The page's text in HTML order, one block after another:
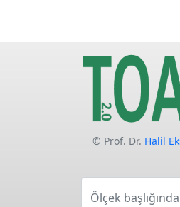
© Prof. Dr. Halil
Ölçek